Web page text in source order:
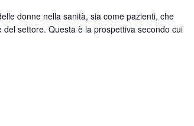
donne nella sanità, sia come pazienti, che
settore. Questa è la prospettiva secondo cui